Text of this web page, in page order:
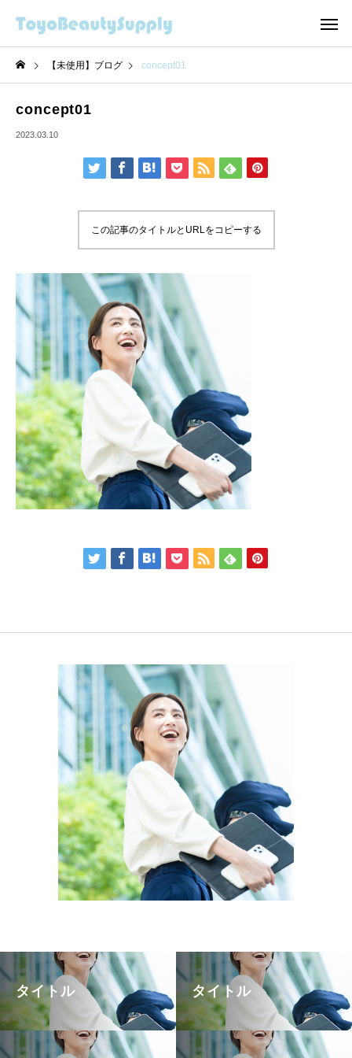
【未使用】ブログ concept01
concept01
2023.03.10
この記事のタイトルとURLをコピーする
タイトル タイトル